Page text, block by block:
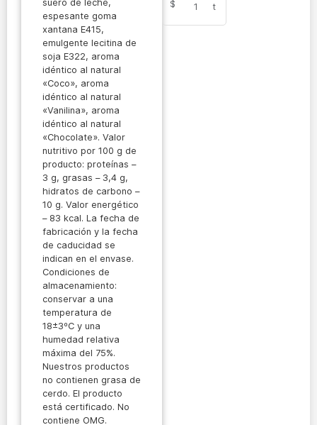
suero de leche,
espesante goma
xantana E415,
emulgente lecitina de
soja E322, aroma
idéntico al natural
«Coco», aroma
idéntico al natural
«Vanilina», aroma
idéntico al natural
«Chocolate». Valor
nutritivo por 100 g de
producto: proteínas –
3 g, grasas – 3,4 g,
hidratos de carbono –
10 g. Valor energético
– 83 kcal. La fecha de
fabricación y la fecha
de caducidad se
indican en el envase.
Condiciones de
almacenamiento:
conservar a una
temperatura de
18±3ºC y una
humedad relativa
máxima del 75%.
Nuestros productos
no contienen grasa de
cerdo. El producto
está certificado. No
contiene OMG.
$
1
t